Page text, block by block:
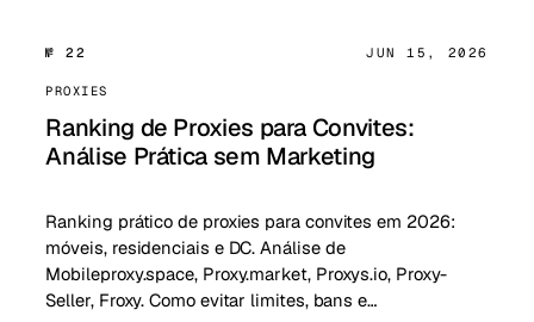
№ 22 JUN 15, 2026
PROXIES
Ranking de Proxies para Convites:
Análise Prática sem Marketing
Ranking prático de proxies para convites em 2026:
móveis, residenciais e DC. Análise de
Mobileproxy.space, Proxy.market, Proxys.io, Proxy-
Seller, Froxy. Como evitar limites, bans e…